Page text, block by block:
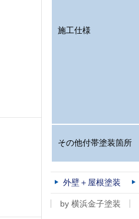
施工仕様
その他付帯塗装箇所
外壁＋屋根塗装
by 横浜金子塗装